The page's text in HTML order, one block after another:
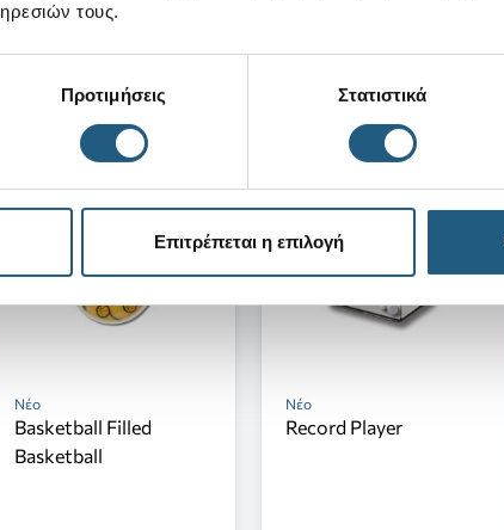
τους.
Προτιμήσεις Στατιστικά
Επιτρέπεται η επιλογή
Νέο
Basketball Filled
Basketball
Νέο
Record Player